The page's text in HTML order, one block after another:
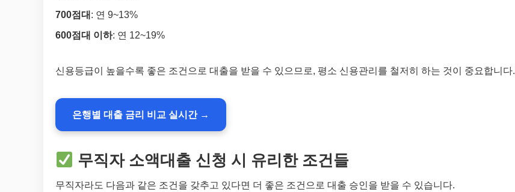
700점대 : 연 9~13%
600점대 이하: 연 12~19%
신용등급이 높을수록 좋은 조건으로 대출을 받을 수 있으므로, 평소 신용관리를 철저히 하는 것이 중요합니다.
은행별 대출 금리 비교 실시간 →
무직자 소액대출 신청 시 유리한 조건들
무직자라도 다음과 같은 조건을 갖추고 있다면 더 좋은 조건으로 대출 승인을 받을 수 있습니다.